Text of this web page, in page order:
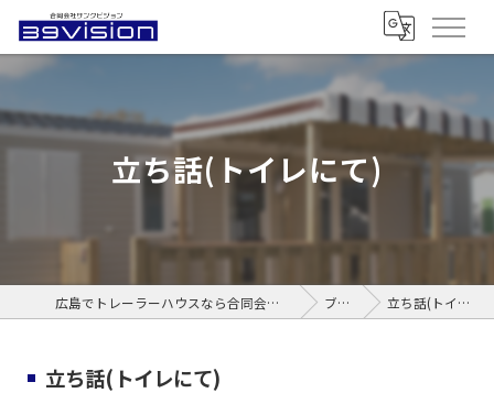
立ち話(トイレにて)
広島でトレーラーハウスなら合同会社サンクビジョン ブログ 立ち話(トイレにて)
立ち話(トイレにて)